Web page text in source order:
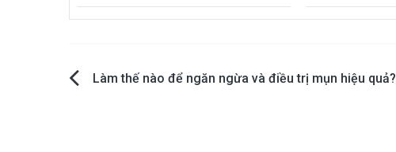
PostLàm thế nào để ngăn ngừa và điều trị mụn hiệu quả?